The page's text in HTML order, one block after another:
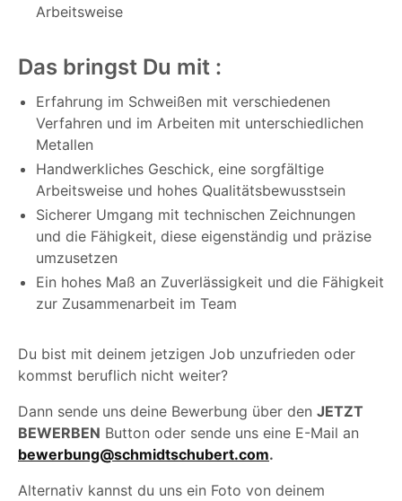
Arbeitsweise
Das bringst Du mit :
Erfahrung im Schweißen mit verschiedenen
Verfahren und im Arbeiten mit unterschiedlichen
Metallen
Handwerkliches Geschick, eine sorgfältige
Arbeitsweise und hohes Qualitätsbewusstsein
Sicherer Umgang mit technischen Zeichnungen
und die Fähigkeit, diese eigenständig und präzise
umzusetzen
Ein hohes Maß an Zuverlässigkeit und die Fähigkeit
zur Zusammenarbeit im Team
Du bist mit deinem jetzigen Job unzufrieden oder
kommst beruflich nicht weiter?
Dann sende uns deine Bewerbung über den JETZT
BEWERBEN Button oder sende uns eine E-Mail an
bewerbung@schmidtschubert.com.
Alternativ kannst du uns ein Foto von deinem